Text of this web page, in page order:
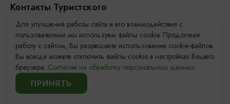
Контакты Туристского
информационного центра
+7 (4012) 555-200
8 (800) 200-55-39
info@visit-kaliningrad.ru
Для улучшения работы сайта и его взаимодействия с
пользователями мы используем файлы cookie. Продолжая
работу с сайтом, Вы разрешаете использование cookie-файлов.
Вы всегда можете отключить файлы cookie в настройках Вашего
браузера. Согласие на обработку персональных данных.
ПРИНЯТЬ